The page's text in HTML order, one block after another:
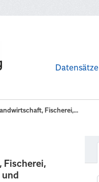
Datensätze
Fischerei,...
Fischerei,